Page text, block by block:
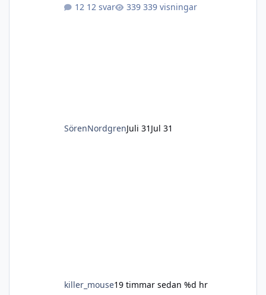
12 svar
339 visningar
SörenNordgrenJuli 31 Jul 31
killer_mouse19 timmar sedan %d hr